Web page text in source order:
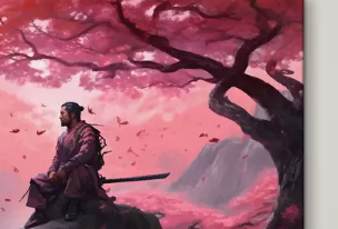
зображення
В азіатському стилі
Найпопулярніші
Очистити фільтр